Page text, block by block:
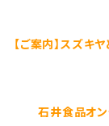
【ご案内】スズキ
石井食品オン